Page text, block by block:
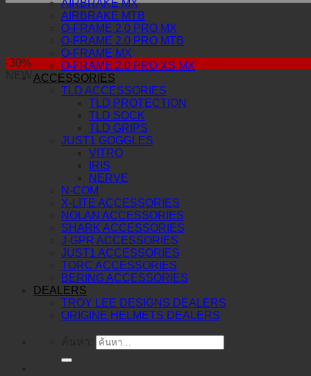
AIRBRAKE MX
AIRBRAKE MTB
O-FRAME 2.0 PRO MX
O-FRAME 2.0 PRO MTB
O-FRAME MX
O-FRAME 2.0 PRO XS MX
ACCESSORIES
TLD ACCESSORIES
TLD PROTECTION
TLD SOCK
TLD GRIPS
JUST1 GOGGLES
VITRO
IRIS
NERVE
N-COM
X-LITE ACCESSORIES
NOLAN ACCESSORIES
SHARK ACCESSORIES
J-GPR ACCESSORIES
JUST1 ACCESSORIES
TORC ACCESSORIES
BERING ACCESSORIES
DEALERS
TROY LEE DESIGNS DEALERS
ORIGINE HELMETS DEALERS
-30%